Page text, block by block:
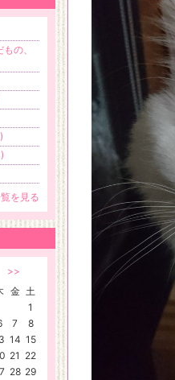
の、
を見る
>>
金 土
1
7
8
14 15
21 22
28 29